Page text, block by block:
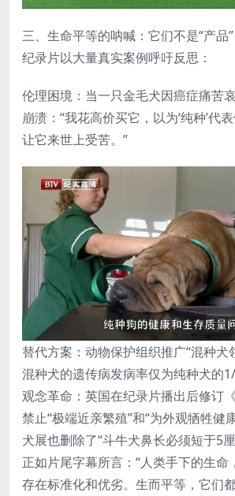
三、生命平等的呐喊：它们不是“产品
纪录片以大量真实案例呼吁反思：
伦理困境：当一只金毛犬因癌症痛苦
崩溃：“我花高价买它，以为‘纯种’代
让它来世上受苦。”
替代方案：动物保护组织推广“混种犬
混种犬的遗传病发病率仅为纯种犬的1/
观念革命：英国在纪录片播出后修订
禁止“极端近亲繁殖”和“为外观牺牲健
犬展也删除了“斗牛犬鼻长必须短于5厘
正如片尾字幕所言：“人类手下的生命
存在标准化和优劣。生而平等，它们